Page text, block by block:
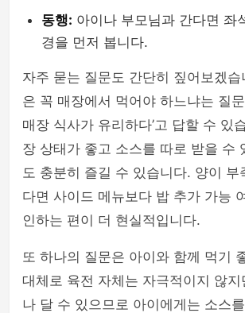
동행: 아이나 부모님과 간다면 좌
경을 먼저 봅니다.
자주 묻는 질문도 간단히 짚어보겠
은 꼭 매장에서 먹어야 하느냐는 질문
매장 식사가 유리하다’고 답할 수 있
장 상태가 좋고 소스를 따로 받을 수
도 충분히 즐길 수 있습니다. 양이 부
다면 사이드 메뉴보다 밥 추가 가능
인하는 편이 더 현실적입니다.
또 하나의 질문은 아이와 함께 먹기
대체로 육전 자체는 자극적이지 않지
나 달 수 있으므로 아이에게는 소스